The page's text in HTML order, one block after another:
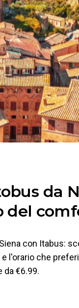
da
del
con Itabus:
l'orario che
da €6.99.